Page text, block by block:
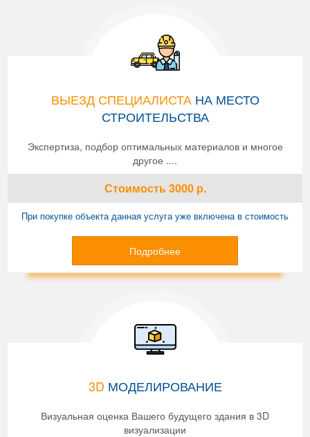
ВЫЕЗД СПЕЦИАЛИСТАНА МЕСТО
СТРОИТЕЛЬСТВА
Экспертиза, подбор оптимальных материалов и многое
другое ....
Стоимость3000р.
При покупке объекта данная услуга уже включена в стоимость
Подробнее
3D МОДЕЛИРОВАНИЕ
Визуальная оценка Вашего будущего здания в 3D
визуализации